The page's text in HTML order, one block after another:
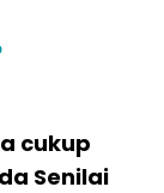
cukup
Senilai